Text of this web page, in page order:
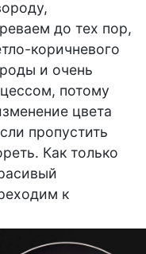
до тех пор,
коричневого
и очень
потому
цвета
пропустить
Как только
к